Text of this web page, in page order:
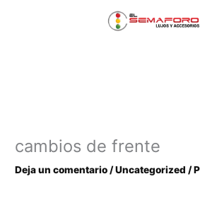
Menú
cambios de frente
Deja un comentario /Uncategorized /